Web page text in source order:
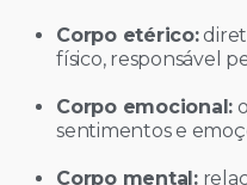
Corpo etérico:
físico, responsável
Corpo emocional:
sentimentos e
Corpo mental: